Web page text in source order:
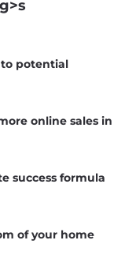
potential
online sales in
success formula
of your home